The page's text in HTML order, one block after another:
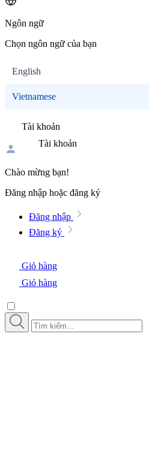
Ngôn ngữ
Chọn ngôn ngữ của bạn
English
Vietnamese
Tài khoản
Tài khoản
Chào mừng bạn!
Đăng nhập hoặc đăng ký
Đăng nhập
Đăng ký
Giỏ hàng
Giỏ hàng